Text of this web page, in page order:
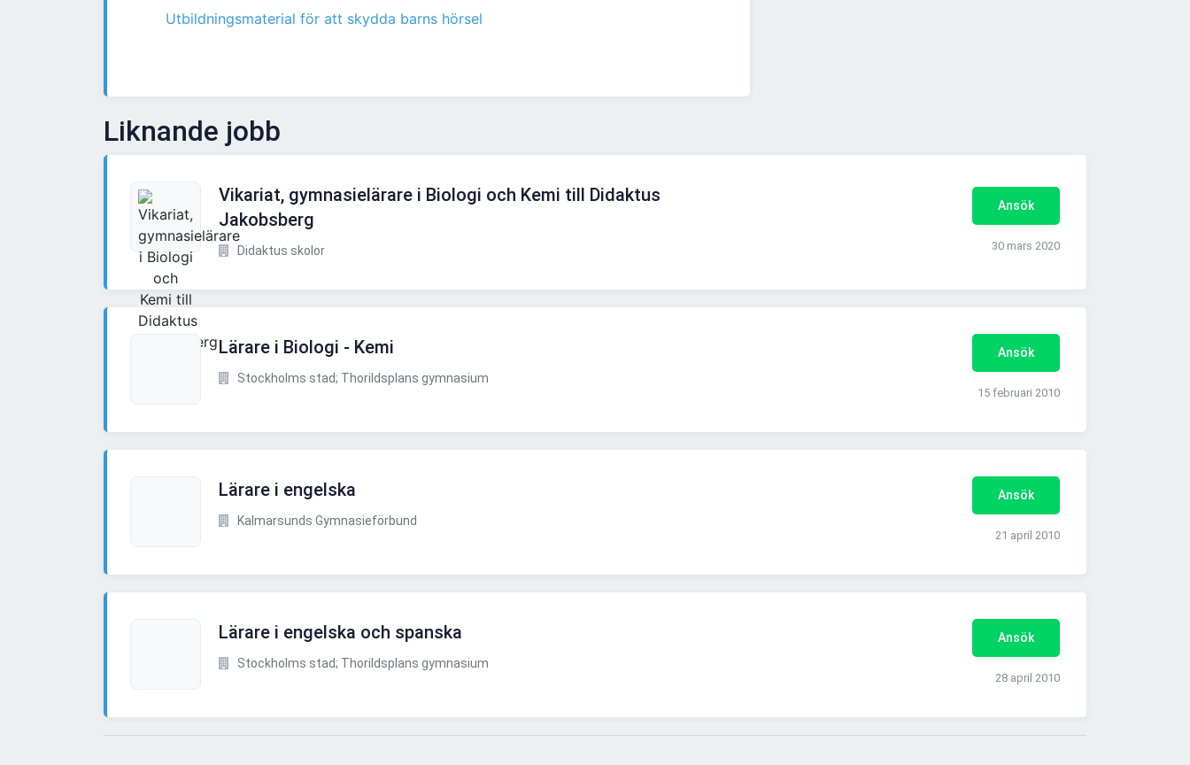
Utbildningsmaterial för att skydda barns hörsel
Liknande jobb
Vikariat, gymnasielärare i Biologi och Kemi till Didaktus
Jakobsberg
Didaktus skolor
Ansök
30 mars 2020
Lärare i Biologi - Kemi
Stockholms stad; Thorildsplans gymnasium
Ansök
15 februari 2010
Lärare i engelska
Kalmarsunds Gymnasieförbund
Ansök
21 april 2010
Lärare i engelska och spanska
Stockholms stad; Thorildsplans gymnasium
Ansök
28 april 2010